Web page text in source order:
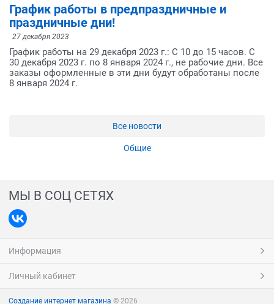
График работы в предпраздничные и
праздничные дни!
27 декабря 2023
График работы на 29 декабря 2023 г.: С 10 до 15 часов. С
30 декабря 2023 г. по 8 января 2024 г., не рабочие дни. Все
заказы оформленные в эти дни будут обработаны после
8 января 2024 г.
Все новости
Общие
МЫ В СОЦ СЕТЯХ
Информация
Личный кабинет
Создание интернет магазина © 2026